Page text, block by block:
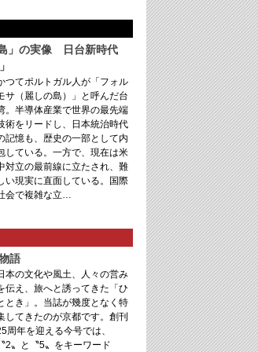
」の実像 日台新時代
つてポルトガル人が「フォル
サ（麗しの島）」と呼んだ台
。半導体産業で世界の最先端
術をリードし、日本統治時代
記憶も、歴史の一部として内
している。一方で、現在は米
対立の最前線に立たされ、難
い現実に直面している。国際
会で複雑な立…
語
本の文化や風土、人々の営み
伝え、旅へと誘ってきた「ひ
とき」。当誌が幾度となく特
してきたのが京都です。創刊
周年を迎える今号では、
〝2〟と〝5〟をキーワード